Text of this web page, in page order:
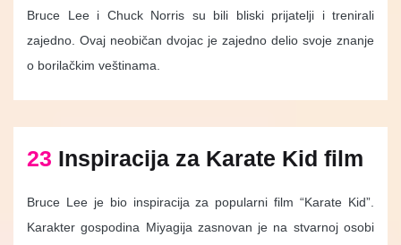
Bruce Lee i Chuck Norris su bili bliski prijatelji i trenirali
zajedno. Ovaj neobičan dvojac je zajedno delio svoje znanje
o borilačkim veštinama.
23 Inspiracija za Karate Kid film
Bruce Lee je bio inspiracija za popularni film “Karate Kid”.
Karakter gospodina Miyagija zasnovan je na stvarnoj osobi